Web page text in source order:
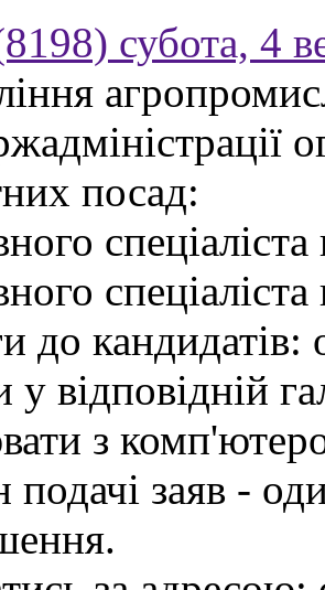
субота, 4
посад:
до кандидатів:
у відповідній
з
подачі заяв -